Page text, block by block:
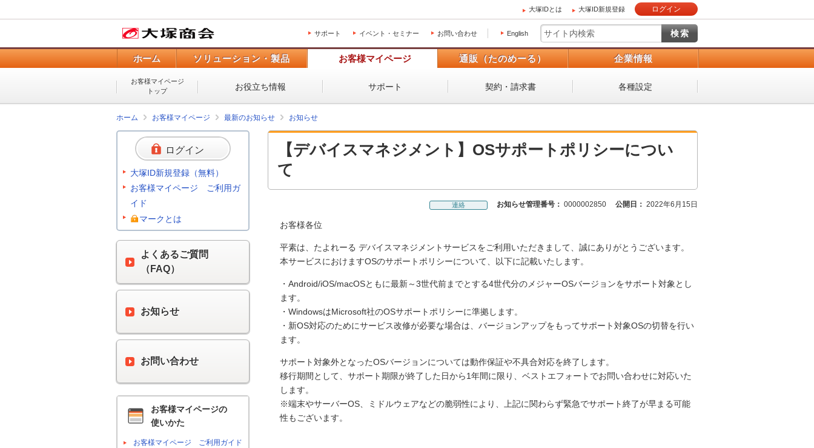
大塚IDとは 大塚ID新規登録 ログイン
サポート イベント・セミナー お問い合わせ English
ホーム ソリューション・製品 お客様マイページ 通販（たのめーる） 企業情報
お客様マイページ
トップ
お役立ち情報 サポート 契約・請求書 各種設定
ホーム お客様マイページ 最新のお知らせ お知らせ
【デバイスマネジメント】OSサポートポリシーについ
て
連絡 お知らせ管理番号： 0000002850 公開日： 2022年6月15日
お客様各位
平素は、たよれーる デバイスマネジメントサービスをご利用いただきまして、誠にありがとうございます。
本サービスにおけますOSのサポートポリシーについて、以下に記載いたします。
・Android/iOS/macOSともに最新～3世代前までとする4世代分のメジャーOSバージョンをサポート対象とし
ます。
・WindowsはMicrosoft社のOSサポートポリシーに準拠します。
・新OS対応のためにサービス改修が必要な場合は、バージョンアップをもってサポート対象OSの切替を行い
ます。
サポート対象外となったOSバージョンについては動作保証や不具合対応を終了します。
移行期間として、サポート期限が終了した日から1年間に限り、ベストエフォートでお問い合わせに対応いた
します。
※端末やサーバーOS、ミドルウェアなどの脆弱性により、上記に関わらず緊急でサポート終了が早まる可能
性もございます。
ログイン
大塚ID新規登録（無料）
お客様マイページ ご利用ガ
イド
マークとは
よくあるご質問
（FAQ）
お知らせ
お問い合わせ
お客様マイページの
使いかた
お客様マイページ ご利用ガイド